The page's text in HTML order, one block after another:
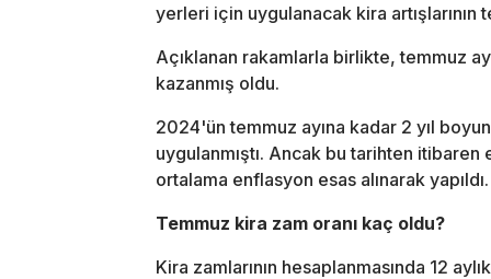
yerleri için uygulanacak kira artışlarının
Açıklanan rakamlarla birlikte, temmuz
kazanmış oldu.
2024'ün temmuz ayına kadar 2 yıl
uygulanmıştı. Ancak bu tarihten
ortalama enflasyon esas alınarak yapıldı.
Temmuz kira zam oranı kaç oldu?
Kira zamlarının hesaplanmasında 12